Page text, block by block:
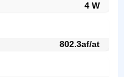
4 W
802.3af/at